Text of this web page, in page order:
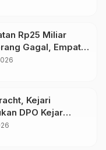
Rp25 Miliar
Gagal, Empat
di Pengadilan
Kejari
DPO Kejar